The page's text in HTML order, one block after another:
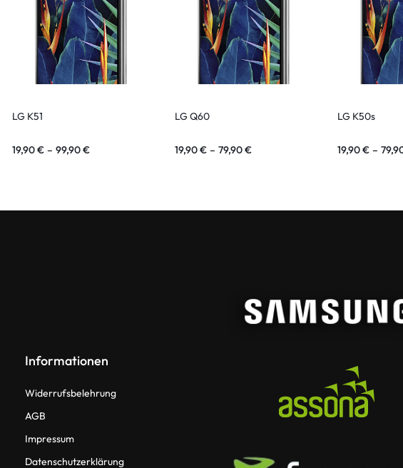
LG K51
19,90€ – 99,90€
LG Q60
19,90€ – 79,90€
LG K50s
19,90€ –
Informationen
Widerrufsbelehrung
AGB
Impressum
Datenschutzerklärung